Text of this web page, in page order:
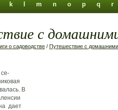
k m n o p q r
с
о садоводстве / Путешествие с
В
дает